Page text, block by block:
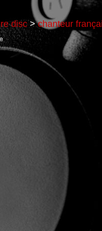
disc>chanteur